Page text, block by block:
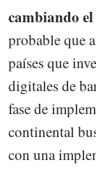
cambiando
probable que
países que
digitales de
fase de
continental
con una